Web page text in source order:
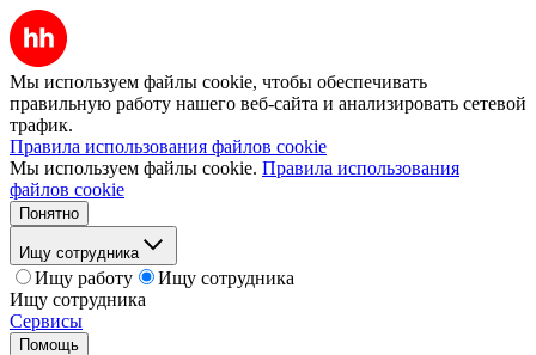
Мы используем файлы cookie, чтобы обеспечивать
правильную работу нашего веб-сайта и анализировать сетевой
трафик.
Правила использования файлов cookie
Мы используем файлы cookie. Правила использования
файлов cookie
Понятно
Ищу сотрудника
Ищу работу
Ищу сотрудника
Ищу сотрудника
Сервисы
Помощь